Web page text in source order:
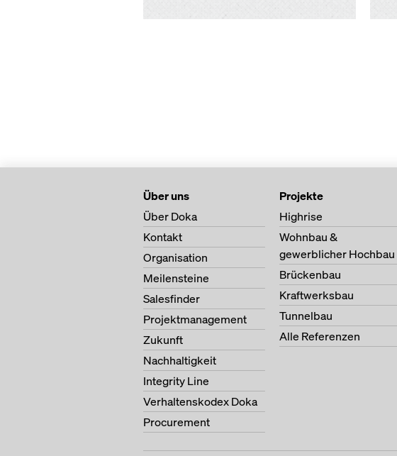
Über uns
Über Doka
Kontakt
Organisation
Meilensteine
Salesfinder
Projektmanagement
Zukunft
Nachhaltigkeit
Integrity Line
Verhaltenskodex Doka
Procurement
Projekte
Highrise
Wohnbau &
gewerblicher Hochbau
Brückenbau
Kraftwerksbau
Tunnelbau
Alle Referenzen